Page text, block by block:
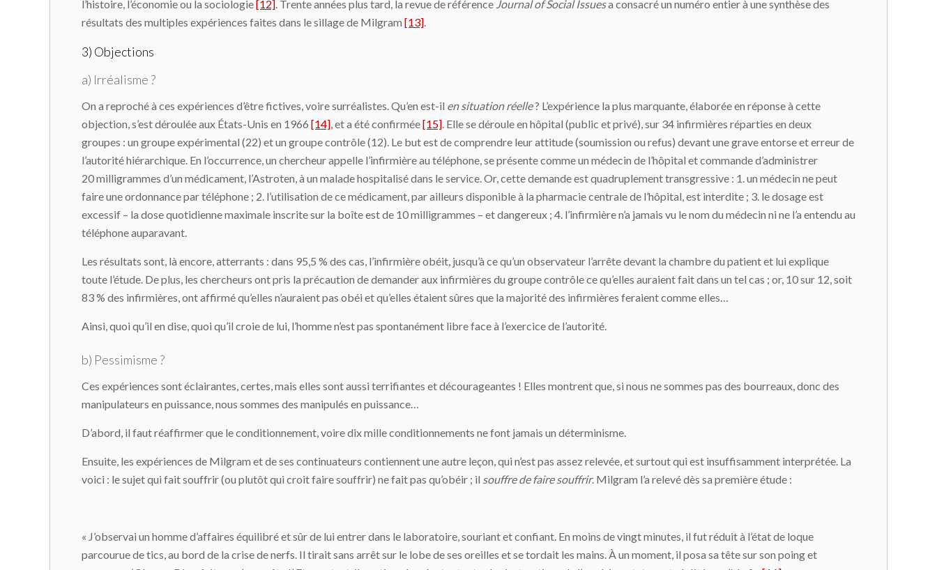
l’histoire, l’économie ou la sociologie[12] . Trente années plus tard, la revue de référence Journal of Social Issuesa consacré un numéro entier à une synthèse des
résultats des multiples expériences faites dans le sillage de Milgram [13]
3) Objections
a) Irréalisme ?
On a reproché à ces expériences d’être fictives, voire surréalistes. Qu’en est-il en situation réelle? L’expérience la plus marquante, élaborée en réponse à cette
objection, s’est déroulée aux États-Unis en 1966 [14] , et a été confirmée[15] . Elle se déroule en hôpital (public et privé), sur 34 infirmières réparties en deux
groupes : un groupe expérimental (22) et un groupe contrôle (12). Le but est de comprendre leur attitude (soumission ou refus) devant une grave entorse et erreur de
l’autorité hiérarchique. En l’occurrence, un chercheur appelle l’infirmière au téléphone, se présente comme un médecin de l’hôpital et commande d’administrer
20 milligrammes d’un médicament, l’Astroten, à un malade hospitalisé dans le service. Or, cette demande est quadruplement transgressive : 1. un médecin ne peut
faire une ordonnance par téléphone ; 2. l’utilisation de ce médicament, par ailleurs disponible à la pharmacie centrale de l’hôpital, est interdite ; 3. le dosage est
excessif – la dose quotidienne maximale inscrite sur la boîte est de 10 milligrammes – et dangereux ; 4. l’infirmière n’a jamais vu le nom du médecin ni ne l’a entendu au
téléphone auparavant.
Les résultats sont, là encore, atterrants : dans 95,5 % des cas, l’infirmière obéit, jusqu’à ce qu’un observateur l’arrête devant la chambre du patient et lui explique
toute l’étude. De plus, les chercheurs ont pris la précaution de demander aux infirmières du groupe contrôle ce qu’elles auraient fait dans un tel cas ; or, 10 sur 12, soit
83 % des infirmières, ont affirmé qu’elles n’auraient pas obéi et qu’elles étaient sûres que la majorité des infirmières feraient comme elles…
Ainsi, quoi qu’il en dise, quoi qu’il croie de lui, l’homme n’est pas spontanément libre face à l’exercice de l’autorité.
b) Pessimisme ?
Ces expériences sont éclairantes, certes, mais elles sont aussi terrifiantes et décourageantes ! Elles montrent que, si nous ne sommes pas des bourreaux, donc des
manipulateurs en puissance, nous sommes des manipulés en puissance…
D’abord, il faut réaffirmer que le conditionnement, voire dix mille conditionnements ne font jamais un déterminisme.
Ensuite, les expériences de Milgram et de ses continuateurs contiennent une autre leçon, qui n’est pas assez relevée, et surtout qui est insuffisamment interprétée. La
voici : le sujet qui fait souffrir (ou plutôt qui croit faire souffrir) ne fait pas qu’obéir ; il souffre de faire souffrir. Milgram l’a relevé dès sa première étude :
« J’observai un homme d’affaires équilibré et sûr de lui entrer dans le laboratoire, souriant et confiant. En moins de vingt minutes, il fut réduit à l’état de loque
parcourue de tics, au bord de la crise de nerfs. Il tirait sans arrêt sur le lobe de ses oreilles et se tordait les mains. À un moment, il posa sa tête sur son poing et